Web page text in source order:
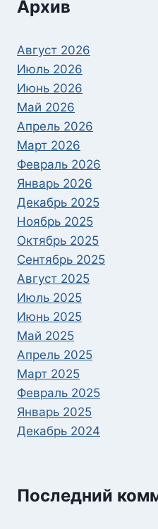
Архив
Август 2026
Июль 2026
Июнь 2026
Май 2026
Апрель 2026
Март 2026
Февраль 2026
Январь 2026
Декабрь 2025
Ноябрь 2025
Октябрь 2025
Сентябрь 2025
Август 2025
Июль 2025
Июнь 2025
Май 2025
Апрель 2025
Март 2025
Февраль 2025
Январь 2025
Декабрь 2024
Последний